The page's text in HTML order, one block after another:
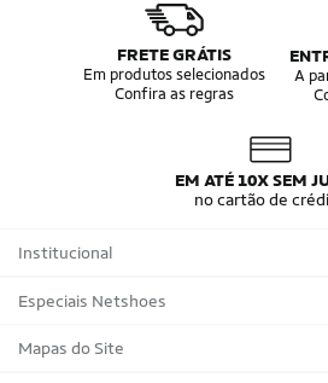
FRETE GRÁTIS
Em produtos selecionados
Confira as regras
A
EM ATÉ 10X SEM
no cartão de
Institucional
Sobre a Netshoes
Política de Privacidade
Especiais Netshoes
Suplementos
Mapas do Site